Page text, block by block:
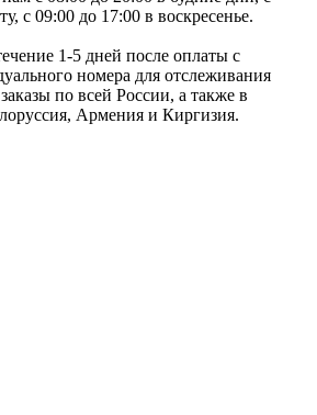
с 09:00 до 17:00 в воскресенье.
1-5 дней после оплаты с
номера для отслеживания
по всей России, а также в
Армения и Киргизия.